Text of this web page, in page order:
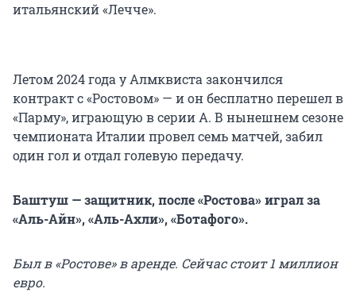
итальянский «Лечче».
Летом 2024 года у Алмквиста закончился
контракт с «Ростовом» — и он бесплатно перешел в
«Парму», играющую в серии А. В нынешнем сезоне
чемпионата Италии провел семь матчей, забил
один гол и отдал голевую передачу.
Баштуш — защитник, после «Ростова» играл за
«Аль-Айн», «Аль-Ахли», «Ботафого».
Был в «Ростове» в аренде. Сейчас стоит 1 миллион
евро.